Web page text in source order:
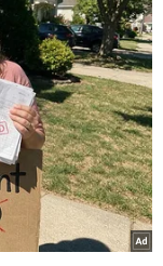
Trí tuệ nhân tạo
7/8 học sinh
đoạt huy chương